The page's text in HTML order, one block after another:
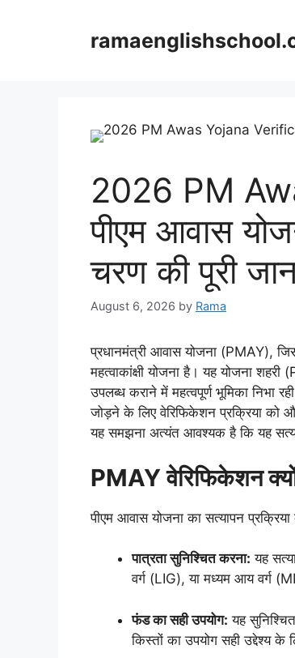
2026 PM
पीएम आवास
चरण की पूरी
August 6, 2026 by Rama
प्रधानमंत्री आवास योजना (PMAY),
महत्वाकांक्षी योजना है। यह योजना
उपलब्ध कराने में महत्वपूर्ण भूमिका निभा
जोड़ने के लिए वेरिफिकेशन प्रक्रिया को
यह समझना अत्यंत आवश्यक है कि यह
PMAY वेरिफिकेशन
पीएम आवास योजना का सत्यापन
पात्रता सुनिश्चित करना: यह
वर्ग (LIG), या मध्यम आय वर्ग
फंड का सही उपयोग: यह
किस्तों का उपयोग सही उद्देश्य के